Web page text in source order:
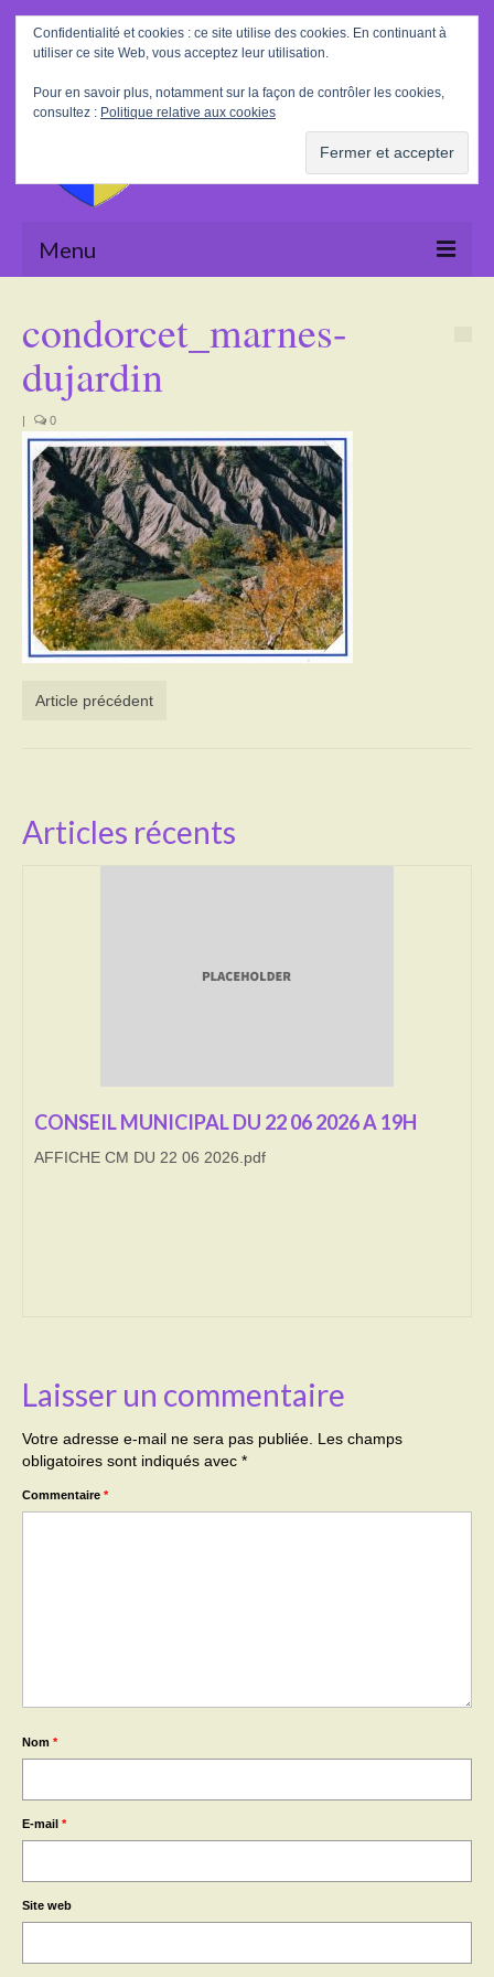
Rechercher
:
Menu
La Mairie
Le village
Tourisme
Actualités
Activités
Poésie
Contact
Démarches administratives
Culte
Correspondants de presse
condorcet_marnes-
dujardin
| 0
Article précédent
Articles récents
CONSEIL MUNICIPAL DU 22 06 2026 A 19H
AFFICHE CM DU 22 06 2026.pdf
Laisser un commentaire
Votre adresse e-mail ne sera pas publiée. Les champs
obligatoires sont indiqués avec *
Commentaire *
Nom *
E-mail *
Site web
Confidentialité et cookies : ce site utilise des cookies. En continuant à
utiliser ce site Web, vous acceptez leur utilisation.
Pour en savoir plus, notamment sur la façon de contrôler les cookies,
consultez : Politique relative aux cookies